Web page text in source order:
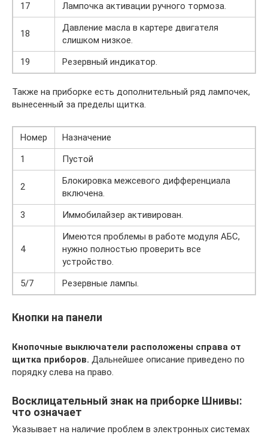
17
Лампочка активации ручного тормоза.
18
Давление масла в картере двигателя
слишком низкое.
19
Резервный индикатор.
Также на приборке есть дополнительный ряд лампочек,
вынесенный за пределы щитка.
Номер
Назначение
1
Пустой
2
Блокировка межсевого дифференциала
включена.
3
Иммобилайзер активирован.
4
Имеются проблемы в работе модуля АБС,
нужно полностью проверить все
устройство.
5/7
Резервные лампы.
Кнопки на панели
Кнопочные выключатели расположены справа от
щитка приборов. Дальнейшее описание приведено по
порядку слева на право.
Восклицательный знак на приборке Шнивы:
что означает
Указывает на наличие проблем в электронных системах